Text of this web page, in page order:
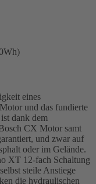
eines
und das fundierte
dank dem
CX Motor samt
und zwar auf
oder im Gelände.
XT 12-fach Schaltung
steile Anstiege
die hydraulischen